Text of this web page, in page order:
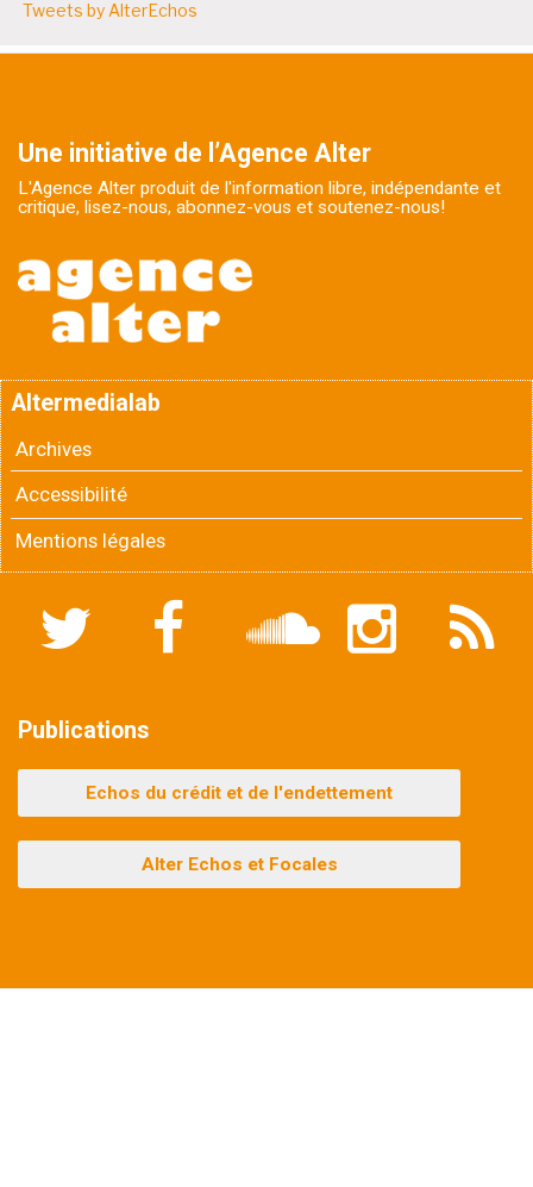
Tweets by AlterEchos
Une initiative de l’Agence Alter
L'Agence Alter produit de l'information libre, indépendante et
critique, lisez-nous, abonnez-vous et soutenez-nous!
Altermedialab
Archives
Accessibilité
Mentions légales
Facebook Soundcloud Instagram
RSS
Publications
Echos du crédit et de l'endettement
Alter Echos et Focales